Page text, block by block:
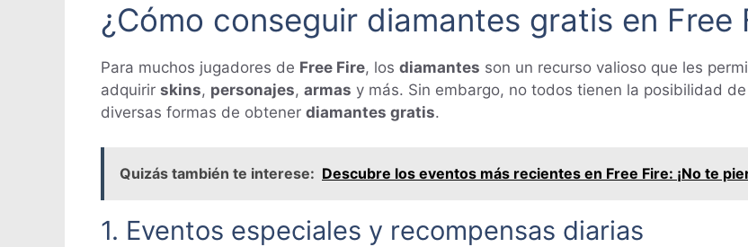
¿Cómo conseguir diamantes gratis en Free
Para muchos jugadores de Free Fire, los diamantes son un recurso valioso que les
adquirir skins, personajes, armas y más. Sin embargo, no todos tienen la posibilidad
diversas formas de obtener diamantes gratis.
Quizás también te interese: Descubre los eventos más recientes en Free Fire: ¡No te
1. Eventos especiales y recompensas diarias